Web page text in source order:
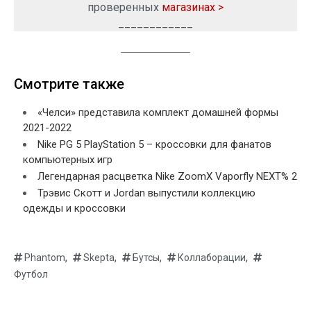
проверенных магазинах >
Смотрите также
«Челси» представила комплект домашней формы
2021-2022
Nike PG 5 PlayStation 5 – кроссовки для фанатов
компьютерных игр
Легендарная расцветка Nike ZoomX Vaporfly NEXT% 2
Трэвис Скотт и Jordan выпустили коллекцию
одежды и кроссовки
Phantom, Skepta, Бутсы, Коллаборации,
Футбол